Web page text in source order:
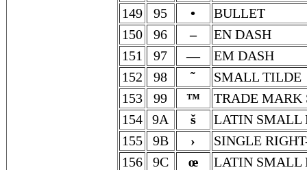
149
95 •
BULLET
150
96 –
EN DASH
151
97 —
EM DASH
152
98 ˜
SMALL TILDE
153
99 ™
TRADE MARK
154
9A š
LATIN SMALL
155
9B ›
SINGLE
156
9C œ
LATIN SMALL